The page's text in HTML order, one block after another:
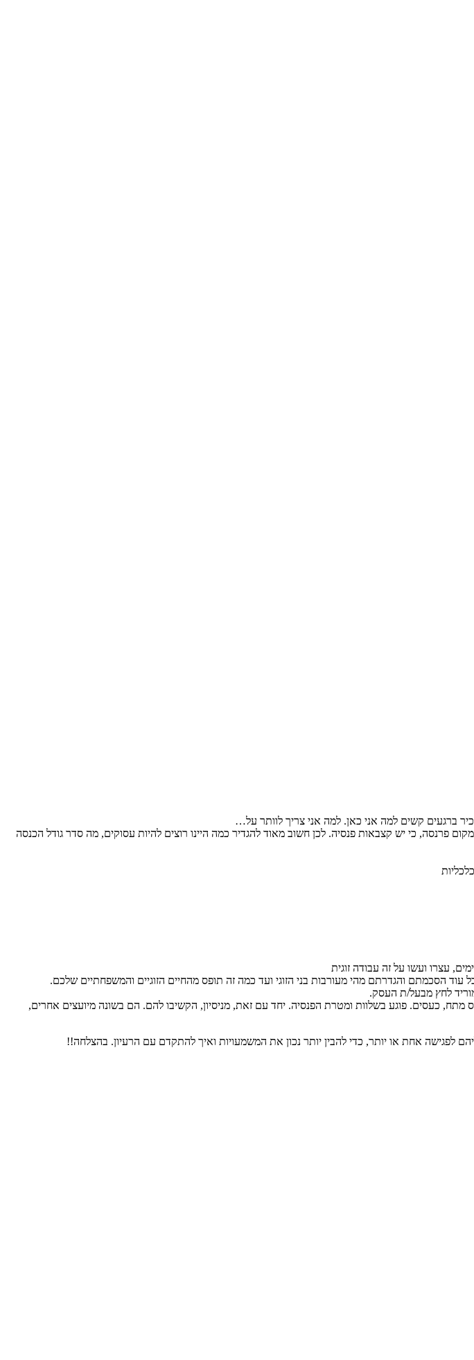
ברגעים קשים למה אני כאן. למה אני צריך לוותר על…
עצמי והסביבה. אנחנו כבר לא בני 30 והעסק מן הסתם לא בא במקום פרנסה, כי יש קצבאות פנסיה. לכן חשוב מאוד להגדיר כמה היינו רוצים להיות עסוקים, מה סדר גודל הכנסה
עצרו ועשו על זה עבודה זוגית
עוד הסכמתם והגדרתם מהי מעורבות בני הזוגי ועד כמה זה תופס מהחיים הזוגיים והמשפחתיים שלכם.
לחץ מבעל/ת העסק.
מתח, כעסים. פוגע בשלוות ומטרת הפנסיה. יחד עם זאת, מניסיון, הקשיבו להם. הם בשונה מיועצים אחרים,
אחת או יותר, כדי להבין יותר נכון את המשמעויות ואיך להתקדם עם הרעיון. בהצלחה!!